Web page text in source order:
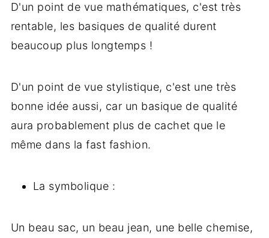
D'un point de vue mathématiques, c'est très
rentable, les basiques de qualité durent
beaucoup plus longtemps !
D'un point de vue stylistique, c'est une très
bonne idée aussi, car un basique de qualité
aura probablement plus de cachet que le
même dans la fast fashion.
La symbolique :
Un beau sac, un beau jean, une belle chemise,